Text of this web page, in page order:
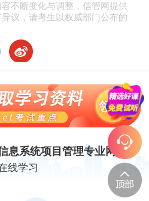
不断变化与调整，信管网提供
议，请考生以权威部门公布的
息系统项目管理专业网站
线学习